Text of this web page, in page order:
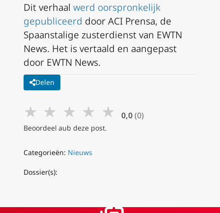
Dit verhaal werd oorspronkelijk
gepubliceerd door ACI Prensa, de
Spaanstalige zusterdienst van EWTN
News. Het is vertaald en aangepast
door EWTN News.
Delen
★ ★ ★ ★ ★ 0,0 (0)
Beoordeel aub deze post.
Categorieën: Nieuws
Dossier(s):